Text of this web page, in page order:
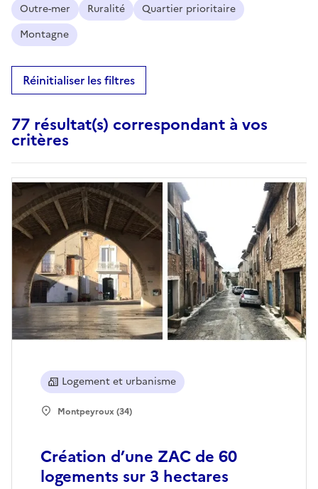
Outre-mer Ruralité
Quartier prioritaire
Montagne
Réinitialiser les filtres
77 résultat(s) correspondant à vos
critères
Création d’une ZAC de 60
logements sur 3 hectares
Logement et urbanisme
Montpeyroux (34)